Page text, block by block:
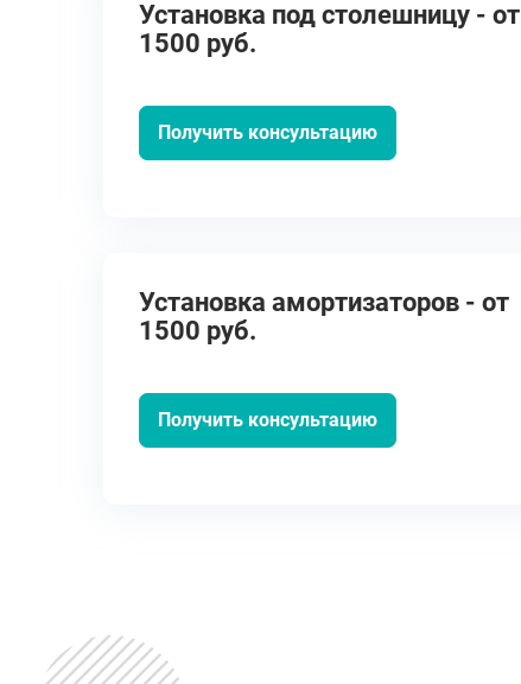
Установка под столешницу - от
1500 руб.
Получить консультацию
Установка амортизаторов - от
1500 руб.
Получить консультацию